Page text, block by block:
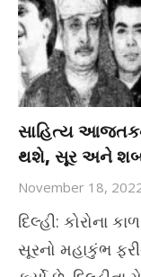
સાહિત્ય
થશે, સૂર અને
November 18,
દિલ્હી: કોરોના
સૂરનો મહાકુંભ